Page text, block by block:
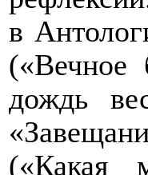
в
(«Вечное
дождь
(«Какая